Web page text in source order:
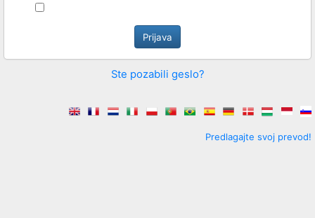
Ste pozabili geslo?
Predlagajte svoj prevod!